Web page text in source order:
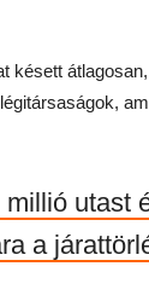
késett
utast
a